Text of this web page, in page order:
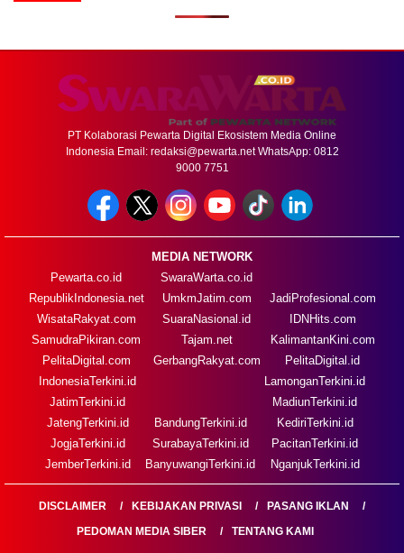
PT Kolaborasi Pewarta Digital Ekosistem Media Online
Indonesia Email: redaksi@pewarta.netWhatsApp: 0812
9000 7751
MEDIA NETWORK
Pewarta.co.id
RepublikIndonesia.net
WisataRakyat.com
SamudraPikiran.com
PelitaDigital.com
SwaraWarta.co.id
UmkmJatim.com
SuaraNasional.id
Tajam.net
GerbangRakyat.com
JadiProfesional.com
IDNHits.com
KalimantanKini.com
PelitaDigital.id
IndonesiaTerkini.id
JatimTerkini.id
JatengTerkini.id
JogjaTerkini.id
JemberTerkini.id
BandungTerkini.id
SurabayaTerkini.id
BanyuwangiTerkini.id
LamonganTerkini.id
MadiunTerkini.id
KediriTerkini.id
PacitanTerkini.id
NganjukTerkini.id
DISCLAIMER KEBIJAKAN PRIVASI
PASANG IKLAN
PEDOMAN MEDIA SIBER
TENTANG KAMI